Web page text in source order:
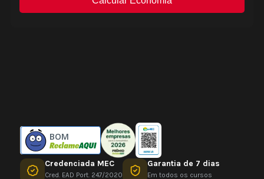
BOM
Credenciada MEC
Cred. EAD Port. 247/2020
Garantia de 7 dias
Em todos os cursos